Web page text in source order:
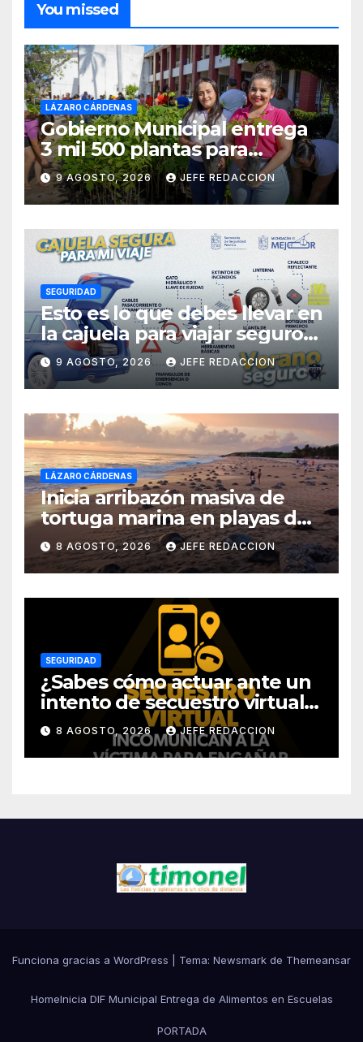
You missed
LÁZARO CÁRDENAS
Gobierno Municipal entrega
3 mil 500 plantas para
sumarse a la Jornada
Nacional de Reforestación
9 AGOSTO, 2026 JEFE REDACCION
SEGURIDAD
Esto es lo que debes llevar en
la cajuela para viajar seguro
por carretera
9 AGOSTO, 2026 JEFE REDACCION
LÁZARO CÁRDENAS
Inicia arribazón masiva de
tortuga marina en playas de
Michoacán
8 AGOSTO, 2026 JEFE REDACCION
SEGURIDAD
¿Sabes cómo actuar ante un
intento de secuestro virtual?
La SSP te guía para evitarlo
8 AGOSTO, 2026 JEFE REDACCION
Funciona gracias a WordPress Tema: Newsmark de Themeansar
HomeInicia DIF Municipal Entrega de Alimentos en Escuelas
PORTADA